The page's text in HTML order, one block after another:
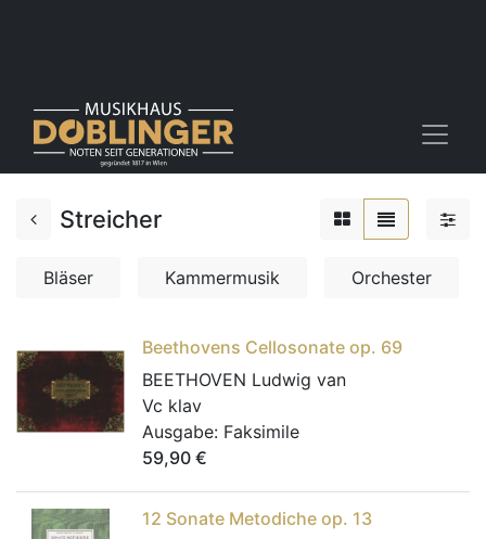
Streicher
Bläser Kammermusik Orchester
Beethovens Cellosonate op. 69
BEETHOVEN Ludwig van
Vc klav
Ausgabe: Faksimile
59,90 €
12 Sonate Metodiche op. 13